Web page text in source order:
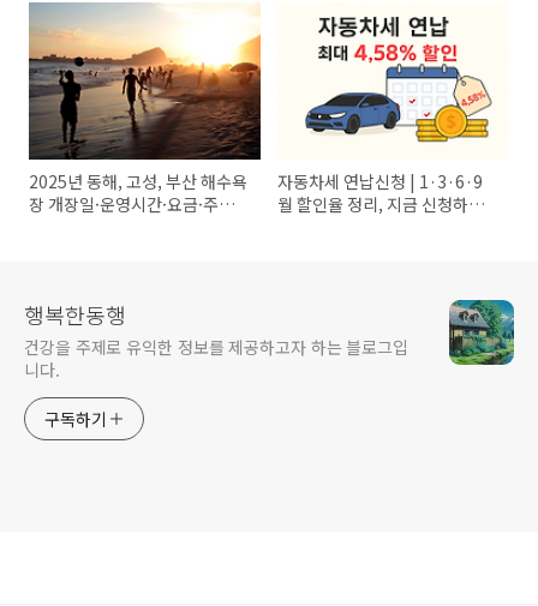
2025년 동해, 고성, 부산 해수욕
장 개장일·운영시간·요금·주차
자동차세 연납신청 | 1·3·6·9
월 할인율 정리, 지금 신청하면
행복한동행
건강을 주제로 유익한 정보를 제공하고자 하는 블로그입
니다.
구독하기